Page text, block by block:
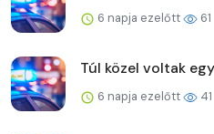
6 napja ezelőtt 61
Túl közel voltak
6 napja ezelőtt 41